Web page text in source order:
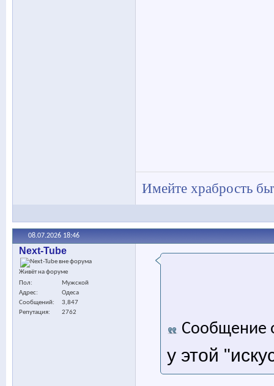
Имейте храбрость
08.07.2026 18:46
Next-Tube
Живёт на форуме
Пол
Мужской
Адрес
Одеса
Сообщений
3,847
Репутация
2762
Сообщение
у этой